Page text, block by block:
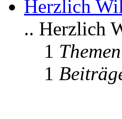
Herzlich
.. Herzlich
1 Themen
1